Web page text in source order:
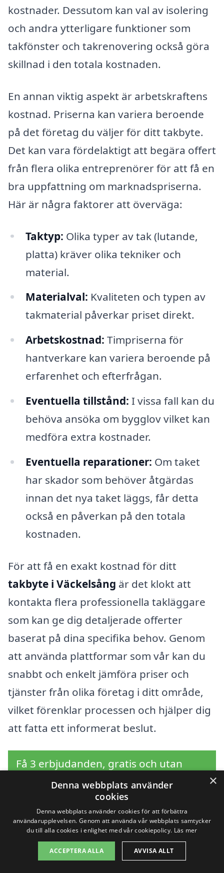
kostnader. Dessutom kan val av isolering
och andra ytterligare funktioner som
takfönster och takrenovering också göra
skillnad i den totala kostnaden.
En annan viktig aspekt är arbetskraftens
kostnad. Priserna kan variera beroende
på det företag du väljer för ditt takbyte.
Det kan vara fördelaktigt att begära offert
från flera olika entreprenörer för att få en
bra uppfattning om marknadspriserna.
Här är några faktorer att överväga:
Taktyp: Olika typer av tak (lutande,
platta) kräver olika tekniker och
material.
Materialval: Kvaliteten och typen av
takmaterial påverkar priset direkt.
Arbetskostnad: Timpriserna för
hantverkare kan variera beroende på
erfarenhet och efterfrågan.
Eventuella tillstånd: I vissa fall kan du
behöva ansöka om bygglov vilket kan
medföra extra kostnader.
Eventuella reparationer: Om taket
har skador som behöver åtgärdas
innan det nya taket läggs, får detta
också en påverkan på den totala
kostnaden.
För att få en exakt kostnad för ditt
takbyte i Väckelsång är det klokt att
kontakta flera professionella takläggare
som kan ge dig detaljerade offerter
baserat på dina specifika behov. Genom
att använda plattformar som vår kan du
snabbt och enkelt jämföra priser och
tjänster från olika företag i ditt område,
vilket förenklar processen och hjälper dig
att fatta ett informerat beslut.
Få 3 erbjudanden, gratis och utan
förpliktelser
Sök efter en
professionell för
×
Denna webbplats använder
cookies
Denna webbplats använder cookies för att förbättra
användarupplevelsen. Genom att använda vår webbplats samtycker
du till alla cookies i enlighet med vår cookiepolicy. Läs mer
ACCEPTERA ALLA AVVISA ALLT